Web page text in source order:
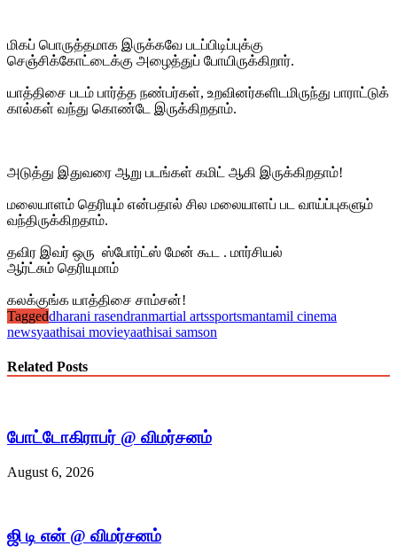
மிகப் பொருத்தமாக இருக்கவே படப்பிடிப்புக்கு
செஞ்சிக்கோட்டைக்கு அழைத்துப் போயிருக்கிறார்.
யாத்திசை படம் பார்த்த நண்பர்கள், உறவினர்களிடமிருந்து பாராட்டுக்
கால்கள் வந்து கொண்டே இருக்கிறதாம்.
அடுத்து இதுவரை ஆறு படங்கள் கமிட் ஆகி இருக்கிறதாம்!
மலையாளம் தெரியும் என்பதால் சில மலையாளப் பட வாய்ப்புகளும்
வந்திருக்கிறதாம்.
தவிர இவர் ஒரு ஸ்போர்ட்ஸ் மேன் கூட . மார்சியல்
ஆர்ட்சும் தெரியுமாம்
கலக்குங்க யாத்திசை சாம்சன்!
Taggeddharani rasendranmartial artssportsmantamil cinema
newsyaathisai movieyaathisai samson
Related Posts
போட்டோகிராபர் @ விமர்சனம்
August 6, 2026
ஜி டி என் @ விமர்சனம்